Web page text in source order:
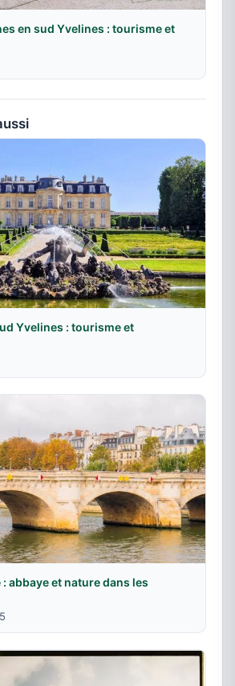
en sud Yvelines : tourisme et
Yvelines : tourisme et
abbaye et nature dans les